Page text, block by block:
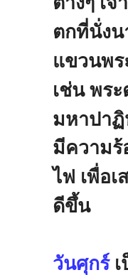
ตกที่นั่ง
แขวนพร
เช่น พระ
มหาปาฏิ
มีความร้
ไฟ เพื่อ
ดีขึ้น
วันศุกร์